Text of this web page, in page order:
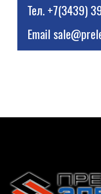
Тел.+7(3439)
Email